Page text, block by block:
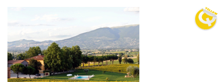
Ambiente
Ambiente rurale
Animali
Animali ammessi